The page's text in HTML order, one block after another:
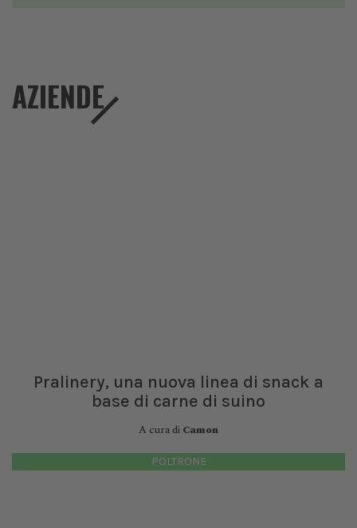
AZIENDE
Pralinery, una nuova linea di snack a
base di carne di suino
A cura di Camon
POLTRONE